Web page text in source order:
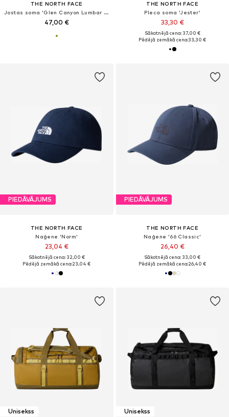
THE NORTH FACE
Jostas soma 'Glen Canyon Lumbar Pack'
47,00 €
THE NORTH FACE
Pleca soma 'Jester'
33,30 €
Sākotnējā cena: 37,00 €
Pēdējā zemākā cena:33,30 €
PIEDĀVĀJUMS
THE NORTH FACE
Naģene 'Norm'
23,04 €
Sākotnējā cena: 32,00 €
Pēdējā zemākā cena:23,04 €
PIEDĀVĀJUMS
THE NORTH FACE
Naģene '66 Classic'
26,40 €
Sākotnējā cena: 33,00 €
Pēdējā zemākā cena:26,40 €
Unisekss Unisekss